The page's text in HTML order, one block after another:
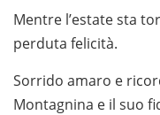
Mentre l’estate sta
perduta felicità.
Sorrido amaro e
Montagnina e il suo